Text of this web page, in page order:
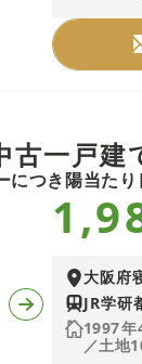
一戸建
大阪府
JR学研
1997年
／土地